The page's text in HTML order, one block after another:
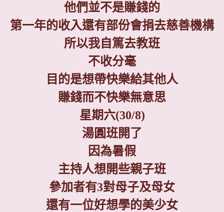
他們並不是賺錢的
第一年的收入還有部份會捐去慈善機構
所以我自篤去教班
不收分毫
目的是想帶快樂給其他人
賺錢而不快樂無意思
星期六(30/8)
湯圓班開了
因為暑假
主持人想開些親子班
參加者有3對母子及母女
還有一位好想學的美少女